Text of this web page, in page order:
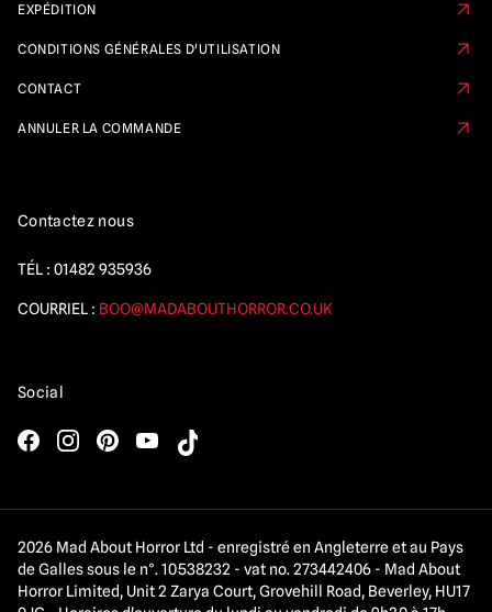
EXPÉDITION
CONDITIONS GÉNÉRALES D'UTILISATION
CONTACT
ANNULER LA COMMANDE
Contactez nous
TÉL : 01482 935936
COURRIEL : BOO@MADABOUTHORROR.CO.UK
Social
2026 Mad About Horror Ltd - enregistré en Angleterre et au Pays
de Galles sous le n°. 10538232 - vat no. 273442406 - Mad About
Horror Limited, Unit 2 Zarya Court, Grovehill Road, Beverley, HU17